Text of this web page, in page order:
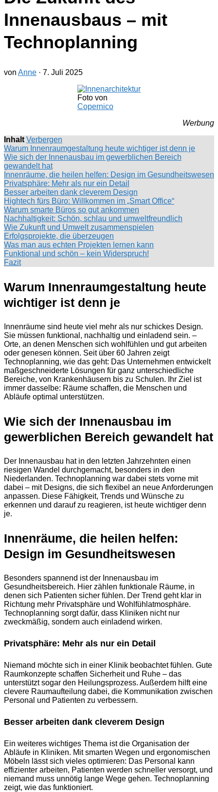
Innenausbaus – mit
Technoplanning
von Anne · 7. Juli 2025
Foto von
Copernico
Werbung
Inhalt Verbergen
Warum Innenraumgestaltung heute wichtiger ist denn je
Wie sich der Innenausbau im gewerblichen Bereich
gewandelt hat
Innenräume, die heilen helfen: Design im Gesundheitswesen
Privatsphäre: Mehr als nur ein Detail
Besser arbeiten dank cleverem Design
Hightech fürs Büro: Willkommen im „Smart Office“
Warum smarte Büros so gut ankommen
Nachhaltigkeit: Schön, schlau und umweltfreundlich
Wie Zukunft und Umwelt zusammenspielen
Erfolgsprojekte, die überzeugen
Was man aus echten Projekten lernen kann
Funktional und schön – kein Widerspruch!
Fazit
Warum Innenraumgestaltung heute
wichtiger ist denn je
Innenräume sind heute viel mehr als nur schickes Design.
Sie müssen funktional, nachhaltig und einladend sein. –
Orte, an denen Menschen sich wohlfühlen und gut arbeiten
oder genesen können. Seit über 60 Jahren zeigt
Technoplanning, wie das geht: Das Unternehmen entwickelt
maßgeschneiderte Lösungen für ganz unterschiedliche
Bereiche, von Krankenhäusern bis zu Schulen. Ihr Ziel ist
immer dasselbe: Räume schaffen, die Menschen und
Abläufe optimal unterstützen.
Wie sich der Innenausbau im
gewerblichen Bereich gewandelt hat
Der Innenausbau hat in den letzten Jahrzehnten einen
riesigen Wandel durchgemacht, besonders in den
Niederlanden. Technoplanning war dabei stets vorne mit
dabei – mit Designs, die sich flexibel an neue Anforderungen
anpassen. Diese Fähigkeit, Trends und Wünsche zu
erkennen und darauf zu reagieren, ist heute wichtiger denn
je.
Innenräume, die heilen helfen:
Design im Gesundheitswesen
Besonders spannend ist der Innenausbau im
Gesundheitsbereich. Hier zählen funktionale Räume, in
denen sich Patienten sicher fühlen. Der Trend geht klar in
Richtung mehr Privatsphäre und Wohlfühlatmosphäre.
Technoplanning sorgt dafür, dass Kliniken nicht nur
zweckmäßig, sondern auch einladend wirken.
Privatsphäre: Mehr als nur ein Detail
Niemand möchte sich in einer Klinik beobachtet fühlen. Gute
Raumkonzepte schaffen Sicherheit und Ruhe – das
unterstützt sogar den Heilungsprozess. Außerdem hilft eine
clevere Raumaufteilung dabei, die Kommunikation zwischen
Personal und Patienten zu verbessern.
Besser arbeiten dank cleverem Design
Ein weiteres wichtiges Thema ist die Organisation der
Abläufe in Kliniken. Mit smarten Wegen und ergonomischen
Möbeln lässt sich vieles optimieren: Das Personal kann
effizienter arbeiten, Patienten werden schneller versorgt, und
niemand muss unnötig lange Wege gehen. Technoplanning
zeigt, wie das funktioniert.